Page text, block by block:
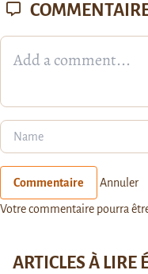
Commentaire Annuler
Votre commentaire pourra
ARTICLES À LIRE